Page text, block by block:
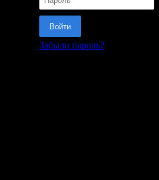
Войти
Забыли пароль?